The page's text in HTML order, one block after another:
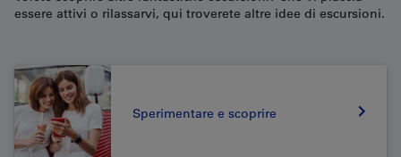
essere attivi o rilassarvi, qui troverete altre idee di escursioni.
Sperimentare e scoprire